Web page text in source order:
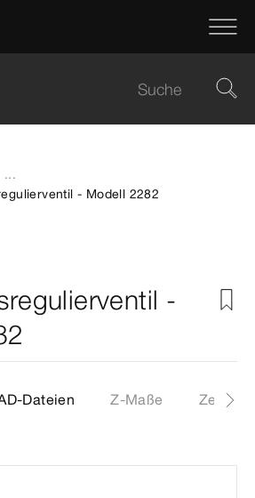
...
- Modell 2282
-
Dateien Z-Maße